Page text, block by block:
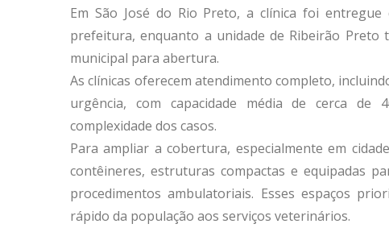
Em São José do Rio Preto, a clínica foi
prefeitura, enquanto a unidade de Ribeirão Preto
municipal para abertura.
As clínicas oferecem atendimento completo,
urgência, com capacidade média de cerca de
complexidade dos casos.
Para ampliar a cobertura, especialmente em
contêineres, estruturas compactas e equipadas
procedimentos ambulatoriais. Esses espaços
rápido da população aos serviços veterinários.